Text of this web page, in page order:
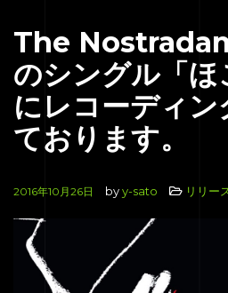
The
のシングル「ほ
にレコーディン
ております。
2016年10月26日 byy-sato リリー